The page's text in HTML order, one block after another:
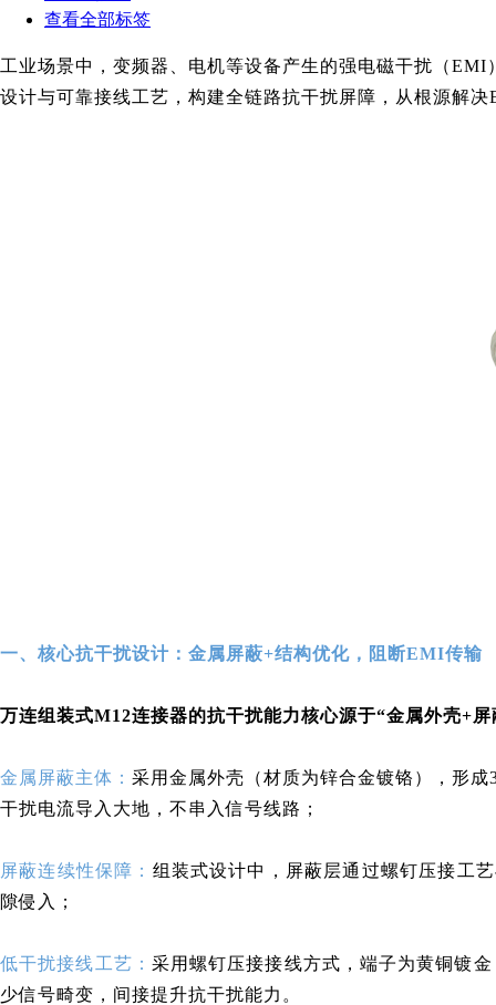
查看全部标签
工业场景中，变频器、电机等设备产生的强电磁干扰（
设计与可靠接线工艺，构建全链路抗干扰屏障，从根源解
一、核心抗干扰设计：金属屏蔽+结构优化，阻断EMI传输
万连组装式M12连接器的抗干扰能力核心源于“金属外壳+
金属屏蔽主体：采用金属外壳（材质为锌合金镀铬），形
干扰电流导入大地，不串入信号线路；
屏蔽连续性保障： 组装式设计中，屏蔽层通过螺钉压接工
隙侵入；
低干扰接线工艺： 采用螺钉压接接线方式，端子为黄铜镀
少信号畸变，间接提升抗干扰能力。